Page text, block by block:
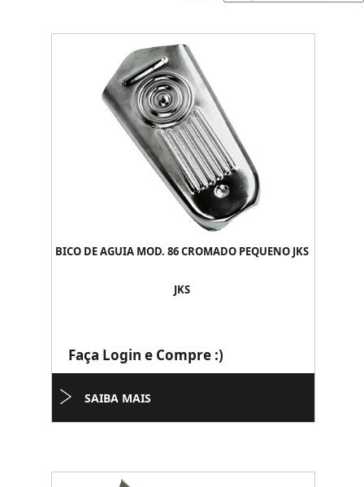
BICO DE AGUIA MOD. 86 CROMADO PEQUENO JKS
JKS
Faça Login e Compre :)
SAIBA MAIS